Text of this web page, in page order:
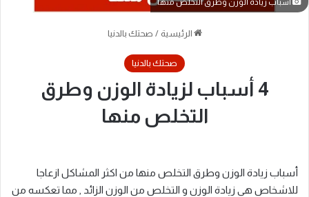
أسباب زيادة الوزن وطرق التخلص منها
الرئيسية / صحتك بالدنيا
صحتك بالدنيا
4 أسباب لزيادة الوزن وطرق
التخلص منها
أسباب زيادة الوزن وطرق التخلص منها من اكثر المشاكل ازعاجا
للاشخاص هي زيادة الوزن و التخلص من الوزن الزائد , مما تعكسه من